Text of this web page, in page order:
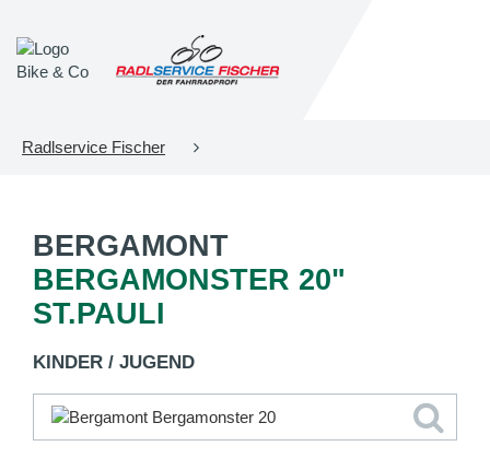
Radlservice Fischer
BERGAMONT
BERGAMONSTER 20"
ST.PAULI
KINDER / JUGEND